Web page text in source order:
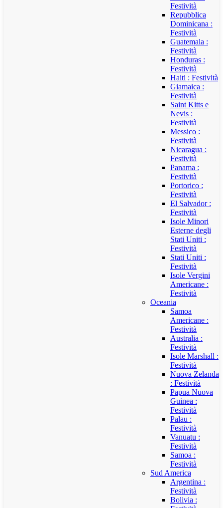
Festività
Repubblica
Dominicana :
Festività
Guatemala :
Festività
Honduras :
Festività
Haiti : Festività
Giamaica :
Festività
Saint Kitts e
Nevis :
Festività
Messico :
Festività
Nicaragua :
Festività
Panama :
Festività
Portorico :
Festività
El Salvador :
Festività
Isole Minori
Esterne degli
Stati Uniti :
Festività
Stati Uniti :
Festività
Isole Vergini
Americane :
Festività
Oceania
Samoa
Americane :
Festività
Australia :
Festività
Isole Marshall :
Festività
Nuova Zelanda
: Festività
Papua Nuova
Guinea :
Festività
Palau :
Festività
Vanuatu :
Festività
Samoa :
Festività
Sud America
Argentina :
Festività
Bolivia :